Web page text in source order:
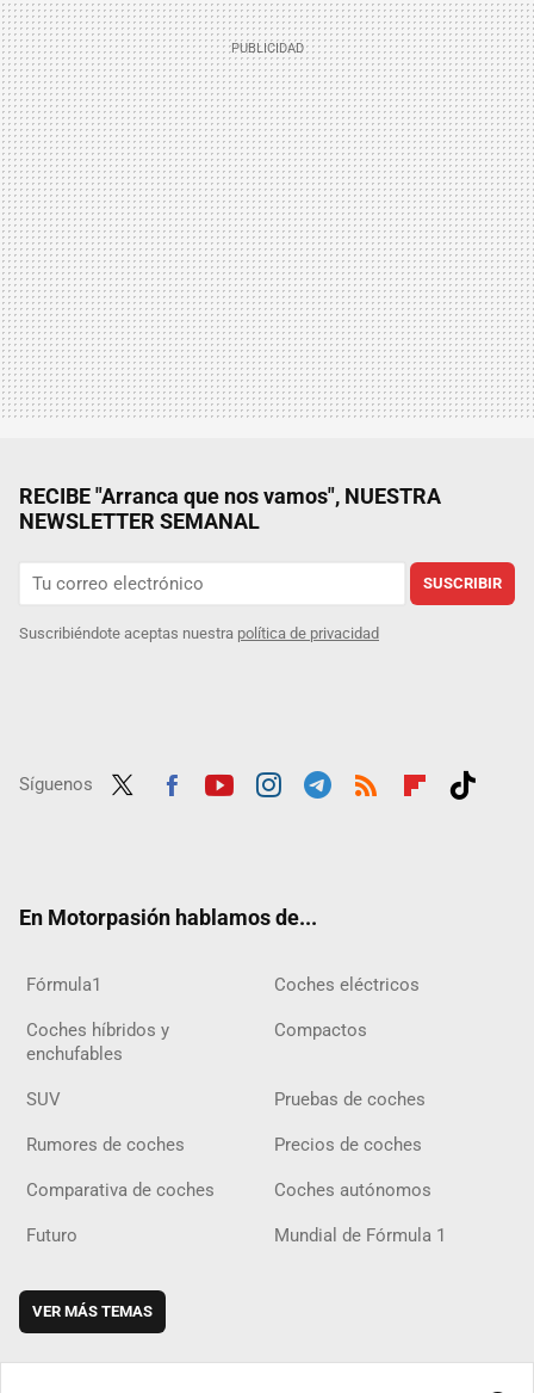
RECIBE "Arranca que nos vamos", NUESTRA
NEWSLETTER SEMANAL
SUSCRIBIR
Suscribiéndote aceptas nuestra política de privacidad
Síguenos
En Motorpasión hablamos de...
Fórmula1 Coches eléctricos
Coches híbridos y
enchufables
Compactos
SUV Pruebas de coches
Rumores de coches Precios de coches
Comparativa de coches Coches autónomos
Futuro Mundial de Fórmula 1
VER MÁS TEMAS